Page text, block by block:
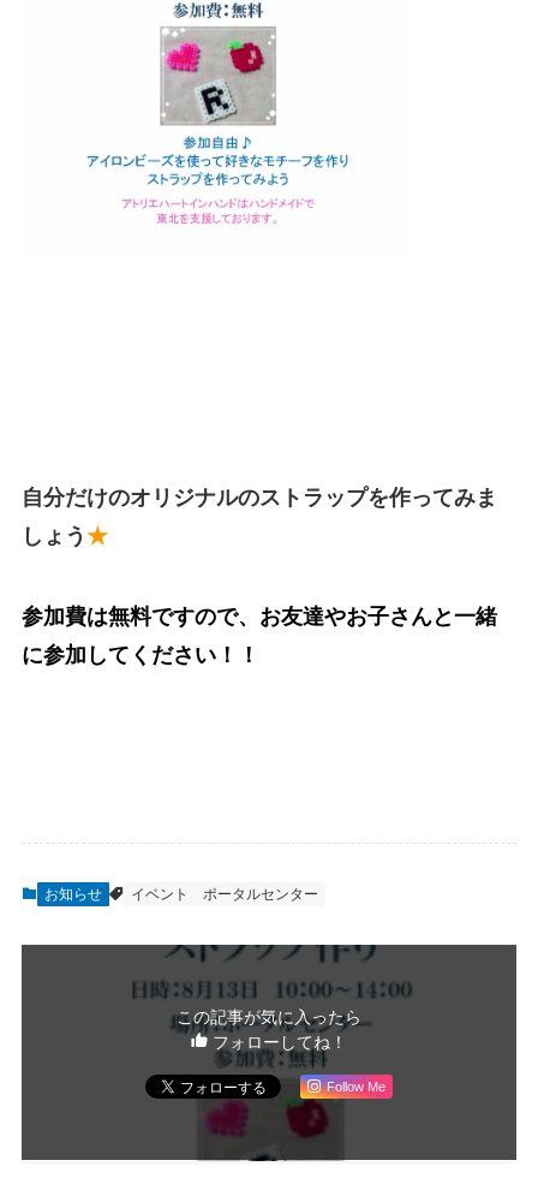
自分だけのオリジナルのストラップを作ってみま
しょう ★
参加費は無料ですので、お友達やお子さんと一緒
に参加してください！！
お知らせ イベント ポータルセンター
この記事が気に入ったら
フォローしてね！
Follow Me